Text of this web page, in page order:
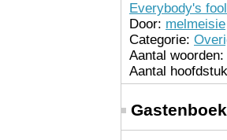
Everybody's fool
Door: melmeisie
Categorie:
Aantal woorden:
Aantal